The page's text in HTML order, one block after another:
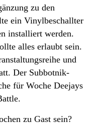
zu den
ein Vinylbeschallter
installiert werden.
alles erlaubt sein.
und
Der Subbotnik-
für Woche Deejays
zu Gast sein?